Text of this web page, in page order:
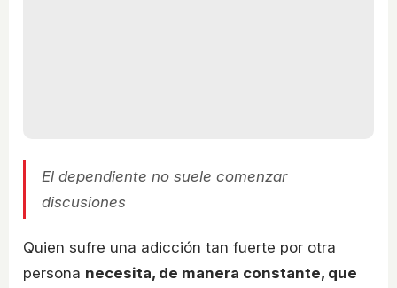
El dependiente no suele comenzar
discusiones
Quien sufre una adicción tan fuerte por otra
persona necesita, de manera constante, que